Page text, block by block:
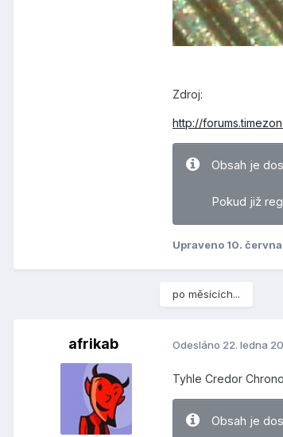
Zdroj:
http://
Obsah je
Pokud již
Upraveno 10.
po měsících...
afrikab Odesláno 22. ledna
Tyhle Credor
Obsah je